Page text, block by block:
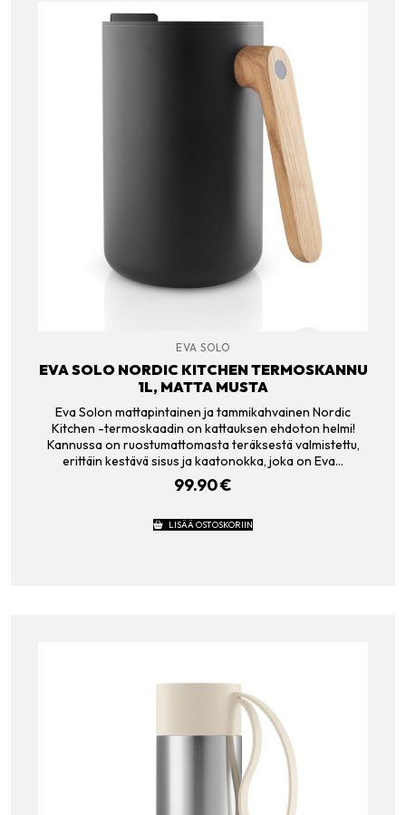
EVA SOLO
EVA SOLO NORDIC KITCHEN TERMOSKANNU
1L, MATTA MUSTA
Eva Solon mattapintainen ja tammikahvainen Nordic
Kitchen -termoskaadin on kattauksen ehdoton helmi!
Kannussa on ruostumattomasta teräksestä valmistettu,
erittäin kestävä sisus ja kaatonokka, joka on Eva…
99.90€
LISÄÄ OSTOSKORIIN